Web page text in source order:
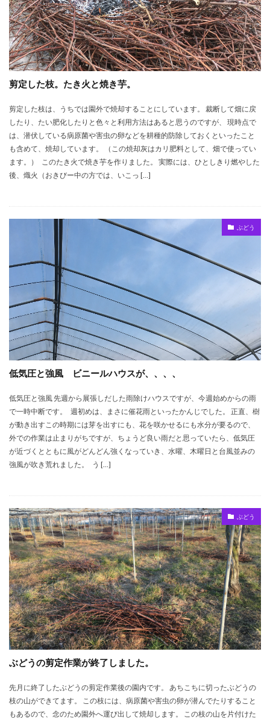
剪定した枝。たき火と焼き芋。
剪定した枝は、うちでは園外で焼却することにしています。 裁断して畑に戻
したり、たい肥化したりと色々と利用方法はあると思うのですが、 現時点で
は、潜伏している病原菌や害虫の卵などを耕種的防除しておくといったこと
も含めて、焼却しています。 （この焼却灰はカリ肥料として、畑で使ってい
ます。） このたき火で焼き芋を作りました。 実際には、ひとしきり燃やした
後、熾火（おきびー中の方では、いこっ […]
ぶどう
低気圧と強風 ビニールハウスが、、、、
低気圧と強風 先週から展張しだした雨除けハウスですが、今週始めからの雨
で一時中断です。 週初めは、まさに催花雨といったかんじでした。 正直、樹
が動き出すこの時期には芽を出すにも、花を咲かせるにも水分が要るので、
外での作業は止まりがちですが、ちょうど良い雨だと思っていたら、低気圧
が近づくとともに風がどんどん強くなっていき、水曜、木曜日と台風並みの
強風が吹き荒れました。 う […]
ぶどう
ぶどうの剪定作業が終了しました。
先月に終了したぶどうの剪定作業後の園内です。 あちこちに切ったぶどうの
枝の山ができてます。 この枝には、病原菌や害虫の卵が潜んでたりすること
もあるので、念のため園外へ運び出して焼却します。 この枝の山を片付けた